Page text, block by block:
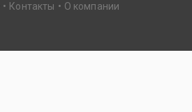
Контакты О компании